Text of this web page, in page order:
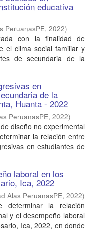
educativa
PeruanasPE, 2022)
con la finalidad de
el clima social familiar y
de secundaria de la
en
de la
Huanta - 2022
PeruanasPE, 2022)
diseño no experimental
la relación entre
en estudiantes de
laboral en los
Ica, 2022
Alas PeruanasPE, 2022)
determinar la relación
y el desempeño laboral
Ica, 2022, en donde